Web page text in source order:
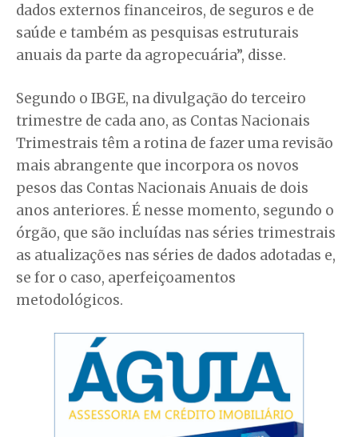
dados externos financeiros, de seguros e de
saúde e também as pesquisas estruturais
anuais da parte da agropecuária”, disse.
Segundo o IBGE, na divulgação do terceiro
trimestre de cada ano, as Contas Nacionais
Trimestrais têm a rotina de fazer uma revisão
mais abrangente que incorpora os novos
pesos das Contas Nacionais Anuais de dois
anos anteriores. É nesse momento, segundo o
órgão, que são incluídas nas séries trimestrais
as atualizações nas séries de dados adotadas e,
se for o caso, aperfeiçoamentos
metodológicos.